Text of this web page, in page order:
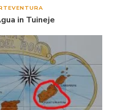
in Tuineje